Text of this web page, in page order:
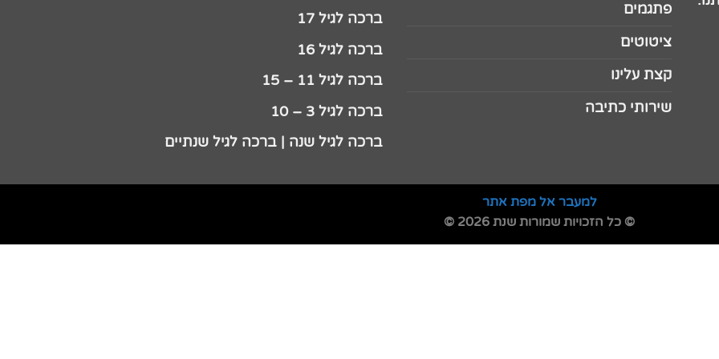
פתגמים
ציטוטים
קצת עלינו
שירותי כתיבה
ברכה לגיל 17
ברכה לגיל 16
ברכה לגיל 11 – 15
ברכה לגיל 3 – 10
ברכה לגיל שנה | ברכה לגיל שנתיים
למעבר אל מפת אתר
© כל הזכויות שמורות שנת 2026 ©